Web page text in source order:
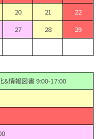
20 21
22
27 28
29
&情報図書 9:00-17:00